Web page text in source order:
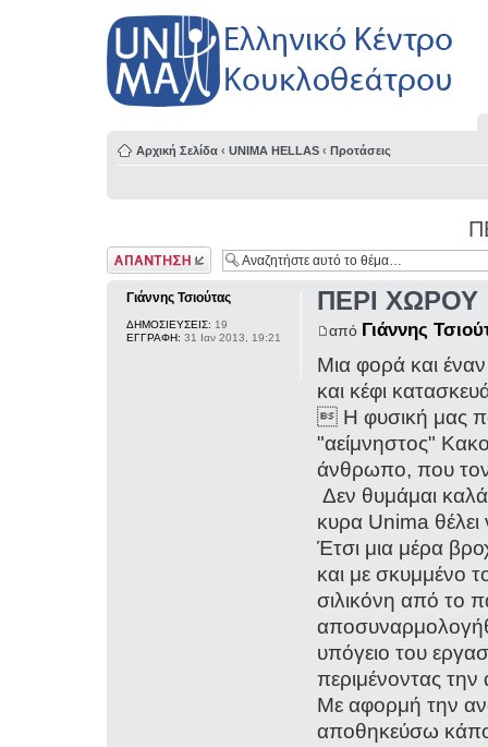
Αρχική Σελίδα ‹ UNIMA HELLAS ‹ Προτάσεις
Δημιουργία
απάντησης
ΠΕΡΙ ΧΩΡΟΥ
από Γιάννης
Μια φορά και
και κέφι
 H φυσική μας
"αείμνηστος"
άνθρωπο, που τον
Δεν θυμάμαι
κυρα Unima
Έτσι μια μέρα
και με σκυμμένο
σιλικόνη από το
υπόγειο του
περιμένοντας
Με αφορμή την
αποθηκεύσω
Γιάννης Τσιούτας
ΔΗΜΟΣΙΕΥΣΕΙΣ: 19
ΕΓΓΡΑΦΗ: 31 Ιαν 2013, 19:21